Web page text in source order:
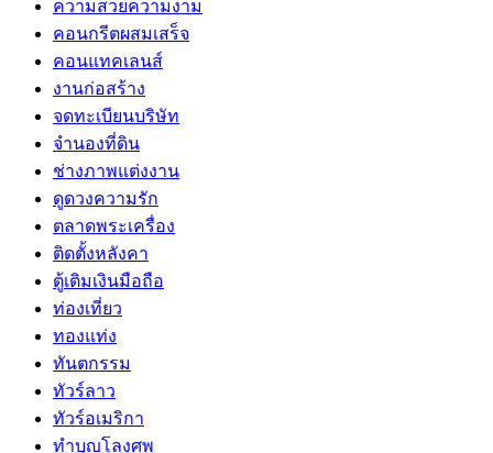
ความสวยความงาม
คอนกรีตผสมเสร็จ
คอนแทคเลนส์
งานก่อสร้าง
จดทะเบียนบริษัท
จำนองที่ดิน
ช่างภาพแต่งงาน
ดูดวงความรัก
ตลาดพระเครื่อง
ติดตั้งหลังคา
ตู้เติมเงินมือถือ
ท่องเที่ยว
ทองแท่ง
ทันตกรรม
ทัวร์ลาว
ทัวร์อเมริกา
ทำบุญโลงศพ